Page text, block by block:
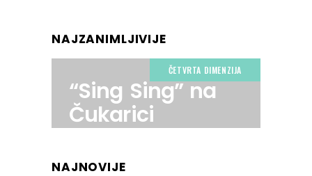
NAJZANIMLJIVIJE
ČETVRTA DIMENZIJA
“Sing Sing” na
Čukarici
NAJNOVIJE